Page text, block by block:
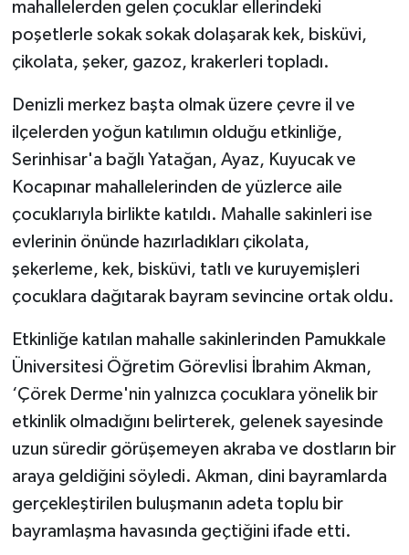
mahallelerden gelen çocuklar ellerindeki
poşetlerle sokak sokak dolaşarak kek, bisküvi,
çikolata, şeker, gazoz, krakerleri topladı.
Denizli merkez başta olmak üzere çevre il ve
ilçelerden yoğun katılımın olduğu etkinliğe,
Serinhisar'a bağlı Yatağan, Ayaz, Kuyucak ve
Kocapınar mahallelerinden de yüzlerce aile
çocuklarıyla birlikte katıldı. Mahalle sakinleri ise
evlerinin önünde hazırladıkları çikolata,
şekerleme, kek, bisküvi, tatlı ve kuruyemişleri
çocuklara dağıtarak bayram sevincine ortak oldu.
Etkinliğe katılan mahalle sakinlerinden Pamukkale
Üniversitesi Öğretim Görevlisi İbrahim Akman,
‘Çörek Derme'nin yalnızca çocuklara yönelik bir
etkinlik olmadığını belirterek, gelenek sayesinde
uzun süredir görüşemeyen akraba ve dostların bir
araya geldiğini söyledi. Akman, dini bayramlarda
gerçekleştirilen buluşmanın adeta toplu bir
bayramlaşma havasında geçtiğini ifade etti.